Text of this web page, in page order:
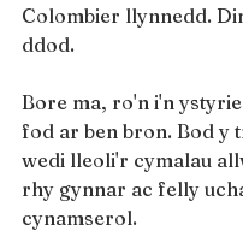
Colombier llynnedd.
ddod.
Bore ma, ro'n i'n
fod ar ben bron. Bod y
wedi lleoli'r cymalau
rhy gynnar ac felly
cynamserol.